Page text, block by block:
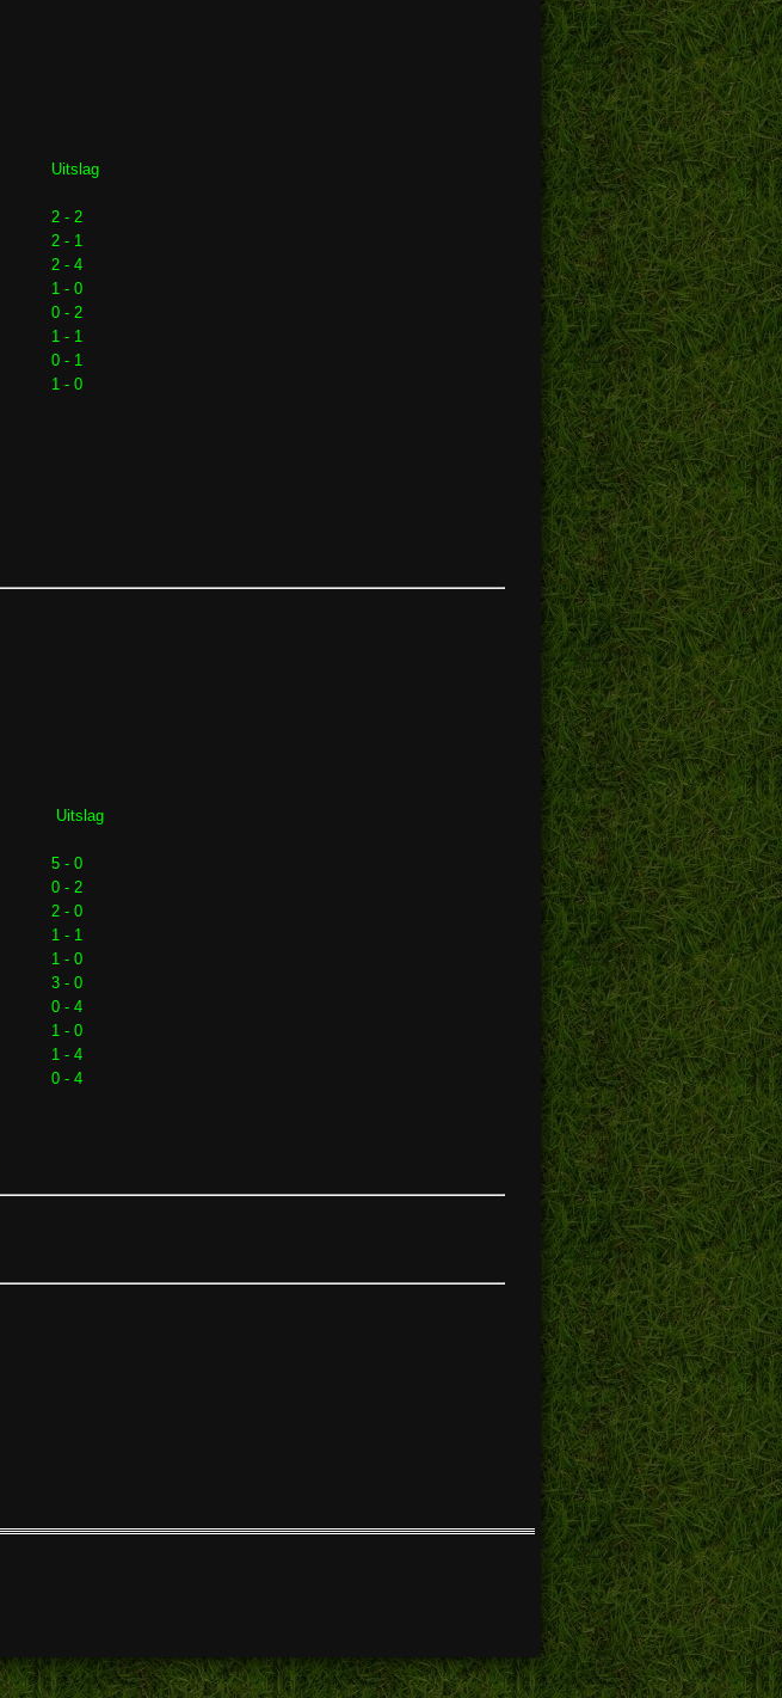
Uitslag
2 - 2
2 - 1
2 - 4
1 - 0
0 - 2
1 - 1
0 - 1
1 - 0
Uitslag
5 - 0
0 - 2
2 - 0
1 - 1
1 - 0
3 - 0
0 - 4
1 - 0
1 - 4
0 - 4